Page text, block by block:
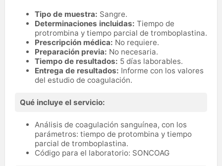
Tipo de muestra: Sangre.
Determinaciones incluidas: Tiempo de
protrombina y tiempo parcial de tromboplastina.
Prescripción médica: No requiere.
Preparación previa: No necesaria.
Tiempo de resultados: 5 días laborables.
Entrega de resultados: Informe con los valores
del estudio de coagulación.
Qué incluye el servicio:
Análisis de coagulación sanguínea, con los
parámetros: tiempo de protombina y tiempo
parcial de tromboplastina.
Código para el laboratorio: SONCOAG